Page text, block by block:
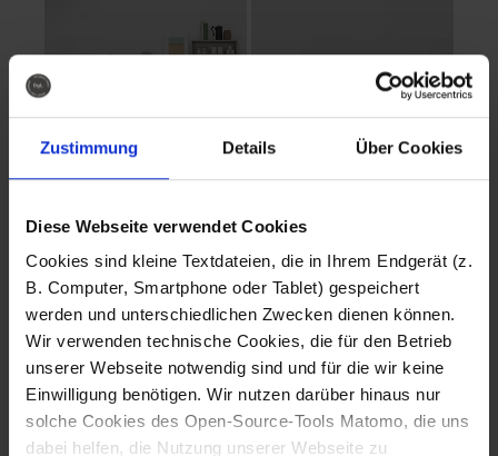
Zustimmung Details Über Cookies
Diese Webseite verwendet Cookies
Cookies sind kleine Textdateien, die in Ihrem Endgerät (z.
B. Computer, Smartphone oder Tablet) gespeichert
werden und unterschiedlichen Zwecken dienen können.
Wir verwenden technische Cookies, die für den Betrieb
unserer Webseite notwendig sind und für die wir keine
Einwilligung benötigen. Wir nutzen darüber hinaus nur
solche Cookies des Open-Source-Tools Matomo, die uns
dabei helfen, die Nutzung unserer Webseite zu
Fotografo: Lorenz
Sternbach
Download
Fotografo: Lorenz
Sternbach
Download